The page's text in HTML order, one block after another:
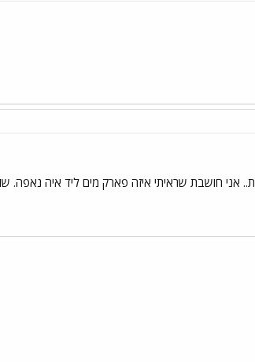
אני חושבת שראיתי איזה פארק מים ליד איה נאפה.